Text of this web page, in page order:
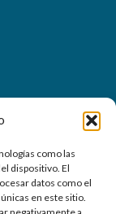
como las
dispositivo. El
datos como el
en este sitio.